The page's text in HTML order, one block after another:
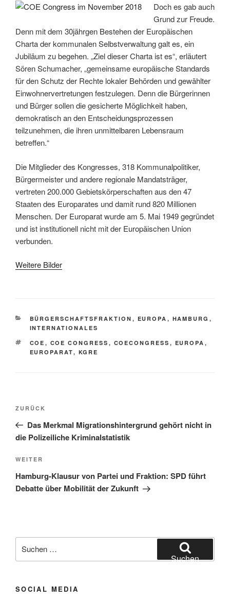
Doch es gab auch
Grund zur Freude.
Denn mit dem 30jährgen Bestehen der Europäischen
Charta der kommunalen Selbstverwaltung galt es, ein
Jubiläum zu begehen. „Ziel dieser Charta ist es“, erläutert
Sören Schumacher, „gemeinsame europäische Standards
für den Schutz der Rechte lokaler Behörden und gewählter
Einwohnervertretungen festzulegen. Denn die Bürgerinnen
und Bürger sollen die gesicherte Möglichkeit haben,
demokratisch an den Entscheidungsprozessen
teilzunehmen, die ihren unmittelbaren Lebensraum
betreffen.“
Die Mitglieder des Kongresses, 318 Kommunalpolitiker,
Bürgermeister und andere regionale Mandatsträger,
vertreten 200.000 Gebietskörperschaften aus den 47
Staaten des Europarates und damit rund 820 Millionen
Menschen. Der Europarat wurde am 5. Mai 1949 gegründet
und ist institutionell nicht mit der Europäischen Union
verbunden.
Weitere Bilder
KATEGORIEN
BÜRGERSCHAFTSFRAKTION , EUROPA , HAMBURG ,
INTERNATIONALES
SCHLAGWÖRTER
COE , COE CONGRESS , COECONGRESS , EUROPA ,
EUROPARAT, KGRE
Beitragsnavigation
Vorheriger
Beitrag
ZURÜCK
Das Merkmal Migrationshintergrund gehört nicht in
die Polizeiliche Kriminalstatistik
Nächster
Beitrag
WEITER
Hamburg-Klausur von Partei und Fraktion: SPD führt
Debatte über Mobilität der Zukunft
nach:
Suchen
SOCIAL MEDIA